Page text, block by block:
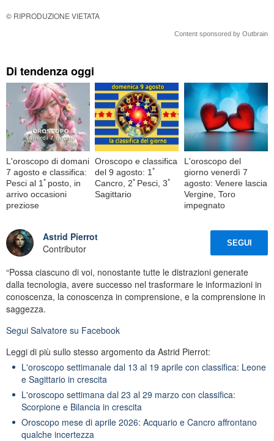
© RIPRODUZIONE VIETATA
Content sponsored by Outbrain
Di tendenza oggi
L'oroscopo di domani
7 agosto e classifica:
Pesci al 1ﾟposto, in
arrivo occasioni
preziose
Oroscopo e classifica
del 9 agosto: 1ﾟ
Cancro, 2ﾟPesci, 3ﾟ
Sagittario
L'oroscopo del
giorno venerdì 7
agosto: Venere lascia
Vergine, Toro
impegnato
Astrid Pierrot
Contributor
SEGUI
“Possa ciascuno di voi, nonostante tutte le distrazioni generate
dalla tecnologia, avere successo nel trasformare le informazioni in
conoscenza, la conoscenza in comprensione, e la comprensione in
saggezza.
Segui Salvatore su Facebook
Leggi di più sullo stesso argomento da Astrid Pierrot:
L'oroscopo settimanale dal 13 al 19 aprile con classifica: Leone
e Sagittario in crescita
L'oroscopo settimana dal 23 al 29 marzo con classifica:
Scorpione e Bilancia in crescita
Oroscopo mese di aprile 2026: Acquario e Cancro affrontano
qualche incertezza